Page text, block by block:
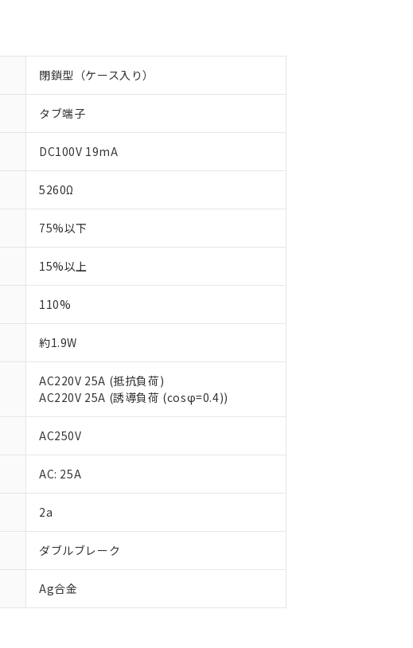
閉鎖型（ケース入り）
タブ端子
DC100V 19mA
5260Ω
75%以下
15%以上
110%
約1.9W
AC220V 25A (抵抗負荷)
AC220V 25A (誘導負荷 (cosφ=0.4))
AC250V
AC: 25A
2a
ダブルブレーク
Ag合金
件
：EU RoHS指令（10物質）の非含有に対応した製品が提供可能な商品です。
RoHS指令（10物質）の非含有に対応した製品に切り替える予定のある商品で
：EU RoHS指令（10物質）の非含有に非対応の商品で、対応品を出す予定は
情により、非含有部品としていたものが、含有品と判明した場合などやむを得
表